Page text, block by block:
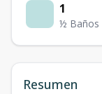
1
½ Baños
Resumen